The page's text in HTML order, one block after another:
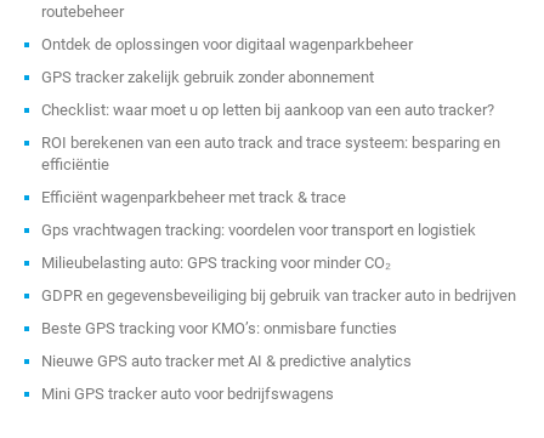
routebeheer
Ontdek de oplossingen voor digitaal wagenparkbeheer
GPS tracker zakelijk gebruik zonder abonnement
Checklist: waar moet u op letten bij aankoop van een auto tracker?
ROI berekenen van een auto track and trace systeem: besparing en
efficiëntie
Efficiënt wagenparkbeheer met track & trace
Gps vrachtwagen tracking: voordelen voor transport en logistiek
Milieubelasting auto: GPS tracking voor minder CO₂
GDPR en gegevensbeveiliging bij gebruik van tracker auto in bedrijven
Beste GPS tracking voor KMO’s: onmisbare functies
Nieuwe GPS auto tracker met AI & predictive analytics
Mini GPS tracker auto voor bedrijfswagens